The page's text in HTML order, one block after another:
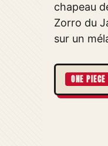
chapeau
Zorro du
sur un
ONE